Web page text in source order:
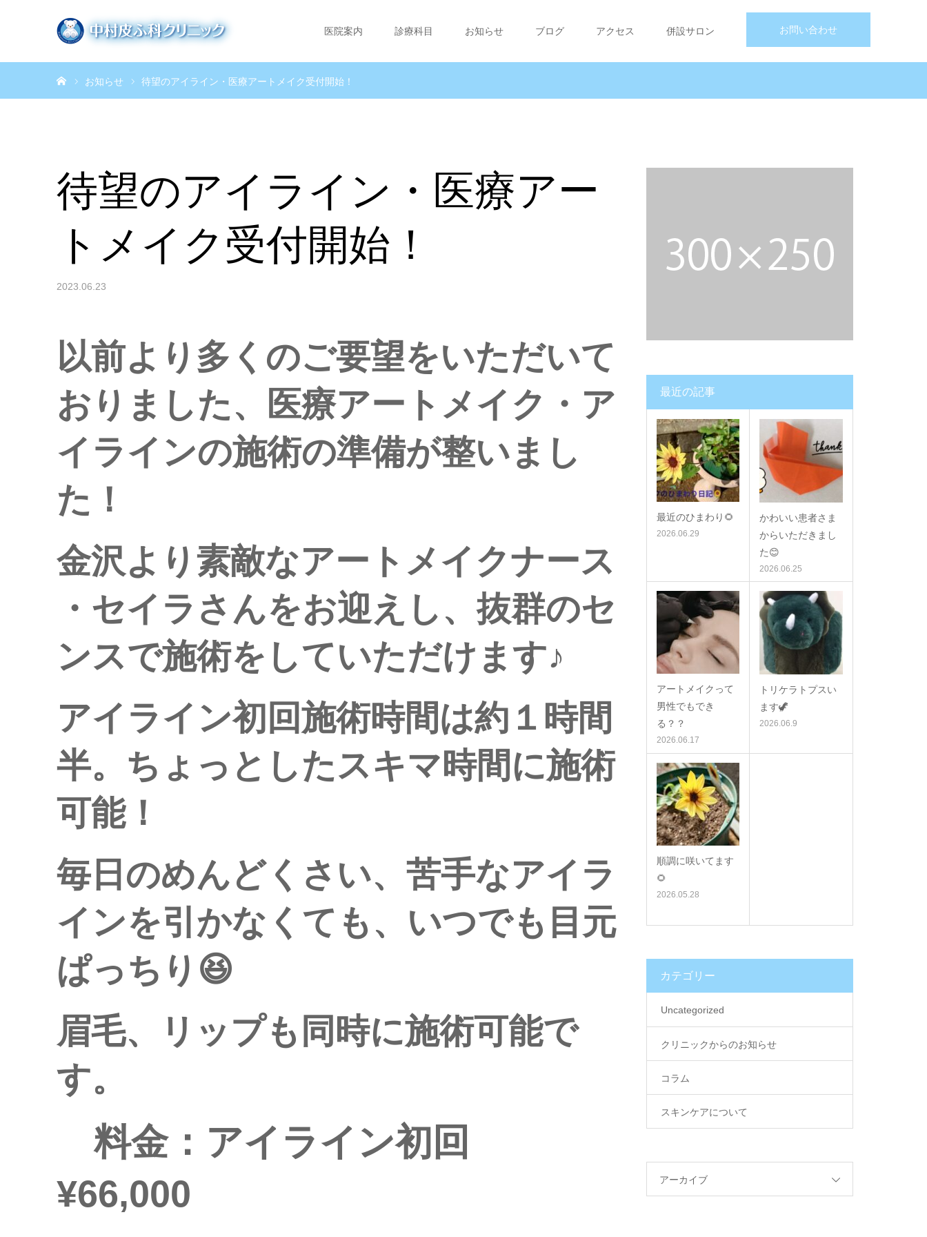
お問い合わせ
医院案内 診療科目 お知らせ ブログ アクセス 併設サロン
お知らせ 待望のアイライン・医療アートメイク受付開始！
待望のアイライン・医療アー
トメイク受付開始！
2023.06.23
以前より多くのご要望をいただいて
おりました、医療アートメイク・ア
イラインの施術の準備が整いまし
た！
金沢より素敵なアートメイクナース
・セイラさんをお迎えし、抜群のセ
ンスで施術をしていただけます♪
アイライン初回施術時間は約１時間
半。ちょっとしたスキマ時間に施術
可能！
毎日のめんどくさい、苦手なアイラ
インを引かなくても、いつでも目元
ぱっちり😆
眉毛、リップも同時に施術可能で
す。
料金：アイライン初回
¥66,000
最近の記事
最近のひまわり🌻
2026.06.29
かわいい患者さま
からいただきまし
た😊
2026.06.25
アートメイクって
男性でもでき
る？？
2026.06.17
トリケラトプスい
ます🦖
2026.06.9
順調に咲いてます
🌻
2026.05.28
カテゴリー
Uncategorized
クリニックからのお知らせ
コラム
スキンケアについて
アーカイブ